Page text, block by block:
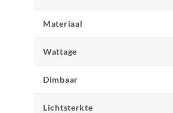
Materiaal
Wattage
Dimbaar
Lichtsterkte